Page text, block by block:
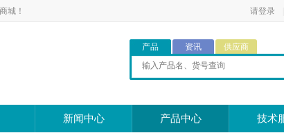
城！ 请登录
产品 资讯 供应商
新闻中心 产品中心 技术